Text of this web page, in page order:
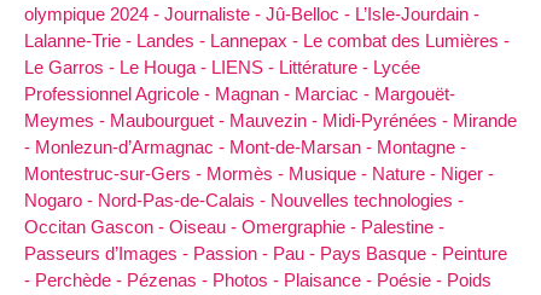
olympique 2024 - Journaliste - Jû-Belloc - L’Isle-Jourdain -
Lalanne-Trie - Landes - Lannepax - Le combat des Lumières -
Le Garros - Le Houga - LIENS - Littérature - Lycée
Professionnel Agricole - Magnan - Marciac - Margouët-
Meymes - Maubourguet - Mauvezin - Midi-Pyrénées - Mirande
- Monlezun-d’Armagnac - Mont-de-Marsan - Montagne -
Montestruc-sur-Gers - Mormès - Musique - Nature - Niger -
Nogaro - Nord-Pas-de-Calais - Nouvelles technologies -
Occitan Gascon - Oiseau - Omergraphie - Palestine -
Passeurs d’Images - Passion - Pau - Pays Basque - Peinture
- Perchède - Pézenas - Photos - Plaisance - Poésie - Poids